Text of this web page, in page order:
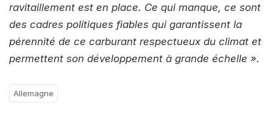
ravitaillement est en place. Ce qui manque, ce sont
des cadres politiques fiables qui garantissent la
pérennité de ce carburant respectueux du climat et
permettent son développement à grande échelle ».
Allemagne